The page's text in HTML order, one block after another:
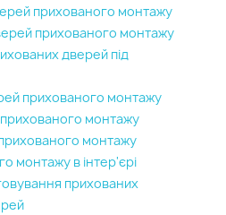
прихованого монтажу
прихованого монтажу
дверей під
прихованого монтажу
монтажу
монтажу
монтажу в інтер'єрі
прихованих